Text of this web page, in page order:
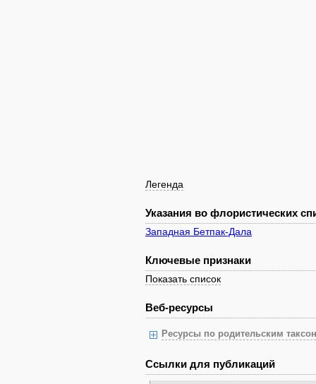
Легенда
Указания во флористических
Западная Бетпак-Дала
Ключевые признаки
Показать список
Веб-ресурсы
Ресурсы по родительским
Ссылки для публикаций